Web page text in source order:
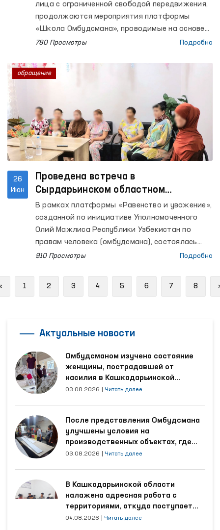
лица с ограниченной свободой передвижения,
продолжаются мероприятия платформы
«Школа Омбудсмана», проводимые на основе
принципа «Абсолютный запрет пыток».
780 Просмотры Подробно
26
Июн
Проведена встреча в
Сырдарьинском областном
территориальном центре
реабилитации и адаптации женщин
В рамках платформы «Равенство и уважение»,
созданной по инициативе Уполномоченного
Олий Мажлиса Республики Узбекистан по
правам человека (омбудсмана), состоялась
встреча с женщинами, пострадавшими от
910 Просмотры Подробно
обращение
Previous
1 2 3 4 5 6 7 8
Актуальные новости
Омбудсманом изучено состояние
женщины, пострадавшей от
насилия в Кашкадарьинской
области
03.08.2026 Читать далее
После представления Омбудсмана
улучшены условия на
производственных объектах, где
трудятся осуждённые
03.08.2026 Читать далее
В Кашкадарьинской области
налажена адресная работа с
территориями, откуда поступает
наибольшее количество обращений
04.08.2026 Читать далее